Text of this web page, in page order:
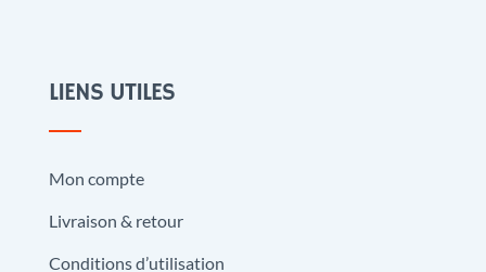
LIENS UTILES
Mon compte
Livraison & retour
Conditions d’utilisation